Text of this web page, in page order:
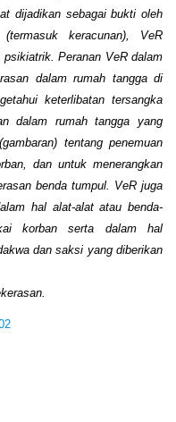
dijadikan sebagai bukti oleh
keracunan), VeR
Peranan VeR dalam
dalam rumah tangga di
keterlibatan tersangka
dalam rumah tangga yang
tentang penemuan
dan untuk menerangkan
benda tumpul. VeR juga
hal alat-alat atau benda-
korban serta dalam hal
dan saksi yang diberikan